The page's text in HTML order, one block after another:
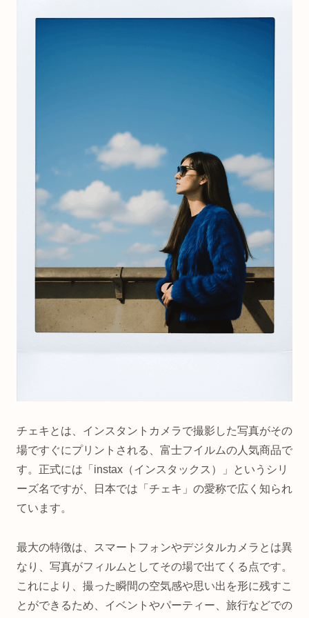
チェキとは、インスタントカメラで撮影した写真がその
場ですぐにプリントされる、富士フイルムの人気商品で
す。正式には「instax（インスタックス）」というシリ
ーズ名ですが、日本では「チェキ」の愛称で広く知られ
ています。
最大の特徴は、スマートフォンやデジタルカメラとは異
なり、写真がフィルムとしてその場で出てくる点です。
これにより、撮った瞬間の空気感や思い出を形に残すこ
とができるため、イベントやパーティー、旅行などでの